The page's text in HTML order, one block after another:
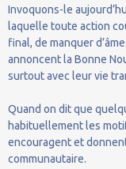
Invoquons-le
laquelle toute action
final, de manquer
annoncent la Bonne
surtout avec leur vie
Quand on dit que
habituellement les
encouragent et
communautaire.